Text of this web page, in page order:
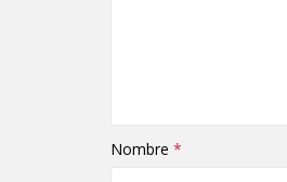
Nombre *